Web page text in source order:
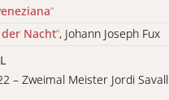
“
der Nacht“, Johann Joseph Fux
– Zweimal Meister Jordi Savall